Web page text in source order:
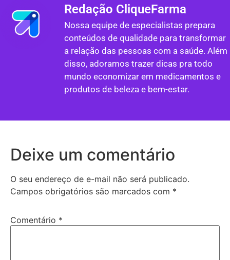
Redação CliqueFarma
Nossa equipe de especialistas prepara
conteúdos de qualidade para transformar
a relação das pessoas com a saúde. Além
disso, adoramos trazer dicas pra todo
mundo economizar em medicamentos e
produtos de beleza e bem-estar.
Deixe um comentário
O seu endereço de e-mail não será publicado.
Campos obrigatórios são marcados com *
Comentário *